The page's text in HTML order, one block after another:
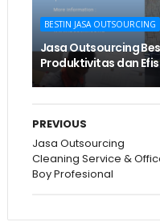
BESTIN JASA OUTSOURCING
Jasa Outsourcing
Produktivitas dan
PREVIOUS
Jasa Outsourcing
Cleaning Service &
Boy Profesional